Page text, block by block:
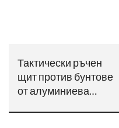
Тактически ръчен
щит против бунтове
от алуминиева